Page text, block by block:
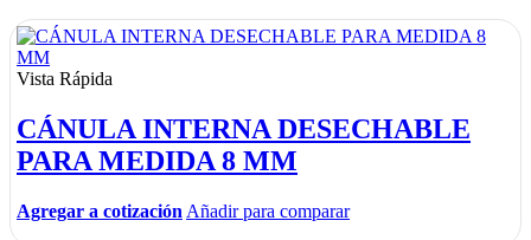
Vista Rápida
CÁNULA INTERNA DESECHABLE
PARA MEDIDA 8 MM
Agregar a cotización Añadir para comparar